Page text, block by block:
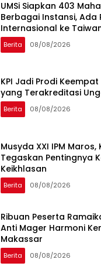
UMSi Siapkan 403
Berbagai Instansi, Ada
Internasional ke
Berita 08/08/2026
KPI Jadi Prodi Keempat
yang Terakreditasi
Berita 08/08/2026
Musyda XXI IPM Maros,
Tegaskan Pentingnya
Keikhlasan
Berita 08/08/2026
Ribuan Peserta
Anti Mager Harmoni
Makassar
Berita 08/08/2026